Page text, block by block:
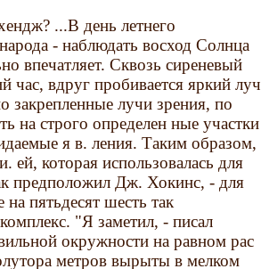
...В день летнего
- наблюдать восход Солнца
впечатляет. Сквозь сиреневый
час, вдруг пробивается яркий луч
лучи зрения, по
на строго определен ные участки
я в. ления. Таким образом,
ей, которая использовалась для
предположил Дж. Хокинс, - для
пятьдесят шесть так
"Я заметил, - писал
окружности на равном рас
метров вырыты в мелком